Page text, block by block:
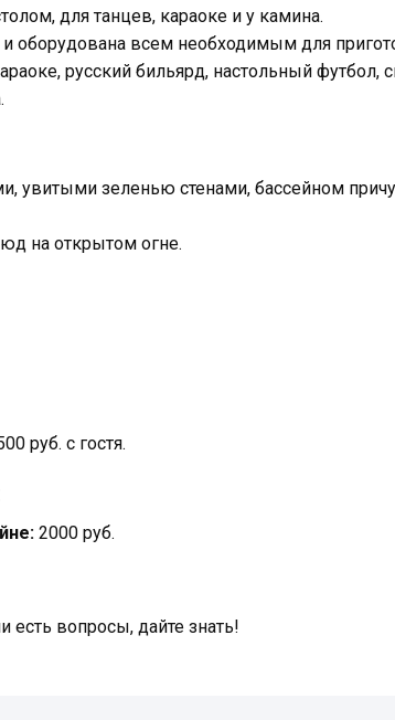
для танцев, караоке и у камина.
и оборудована всем необходимым для
русский бильярд, настольный футбол,
увитыми зеленью стенами, бассейном
на открытом огне.
руб. с гостя.
2000 руб.
есть вопросы, дайте знать!